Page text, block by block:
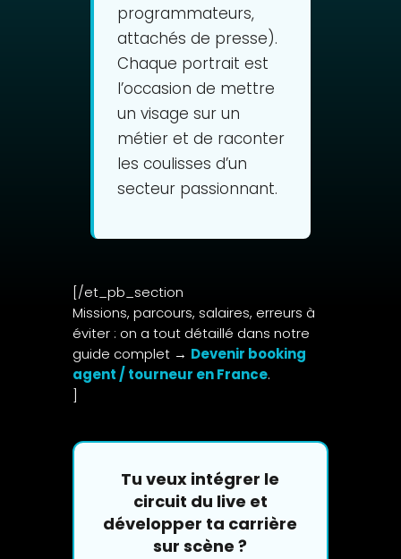
programmateurs,
attachés de presse).
Chaque portrait est
l’occasion de mettre
un visage sur un
métier et de raconter
les coulisses d’un
secteur passionnant.
[/et_pb_section
Missions, parcours, salaires, erreurs à
éviter : on a tout détaillé dans notre
guide complet → Devenir booking
agent / tourneur en France.
]
Tu veux intégrer le
circuit du live et
développer ta carrière
sur scène ?